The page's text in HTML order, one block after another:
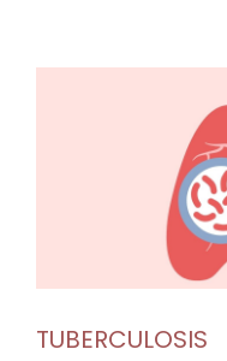
TUBERCULOSIS